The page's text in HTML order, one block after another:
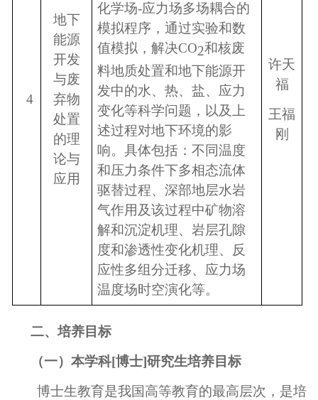
4
地下
能源
开发
与废
弃物
处置
的理
论与
应用
化学场-应力场多场耦合的
模拟程序，通过实验和数
值模拟，解决CO2和核废
料地质处置和地下能源开
发中的水、热、盐、应力
变化等科学问题，以及上
述过程对地下环境的影
响。具体包括：不同温度
和压力条件下多相态流体
驱替过程、深部地层水岩
气作用及该过程中矿物溶
解和沉淀机理、岩层孔隙
度和渗透性变化机理、反
应性多组分迁移、应力场
温度场时空演化等。
许天
福
王福
刚
二、培养目标
（一）本学科[博士]研究生培养目标
博士生教育是我国高等教育的最高层次，是培